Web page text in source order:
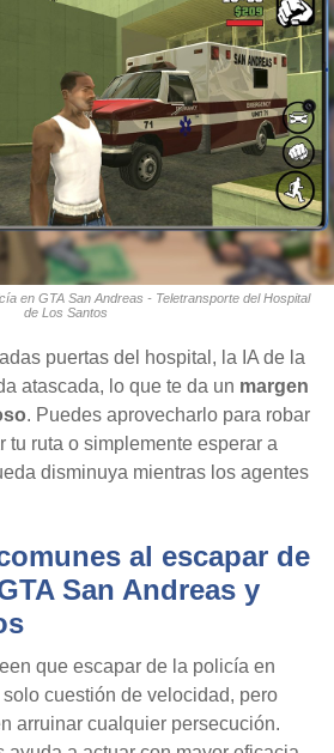
en GTA San Andreas - Teletransporte del Hospital
de Los Santos
puertas del hospital, la IA de la
atascada, lo que te da un margen
. Puedes aprovecharlo para robar
tu ruta o simplemente esperar a
disminuya mientras los agentes
al escapar de
San Andreas y
que escapar de la policía en
cuestión de velocidad, pero
arruinar cualquier persecución.